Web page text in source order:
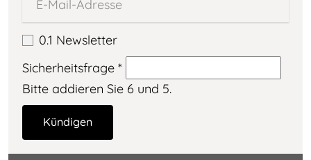
0.1 Newsletter
Sicherheitsfrage *
Bitte addieren Sie 6 und 5.
Kündigen